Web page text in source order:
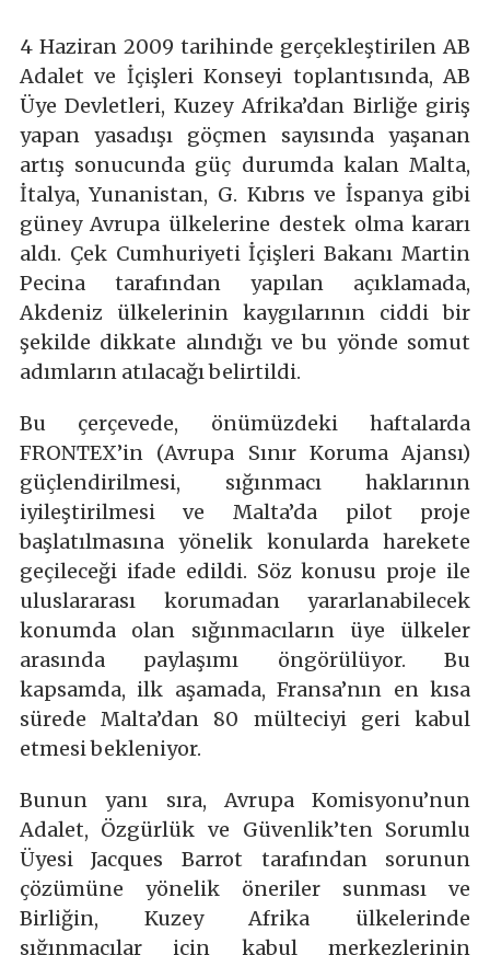
4 Haziran 2009 tarihinde gerçekleştirilen AB
Adalet ve İçişleri Konseyi toplantısında, AB
Üye Devletleri, Kuzey Afrika’dan Birliğe giriş
yapan yasadışı göçmen sayısında yaşanan
artış sonucunda güç durumda kalan Malta,
İtalya, Yunanistan, G. Kıbrıs ve İspanya gibi
güney Avrupa ülkelerine destek olma kararı
aldı. Çek Cumhuriyeti İçişleri Bakanı Martin
Pecina tarafından yapılan açıklamada,
Akdeniz ülkelerinin kaygılarının ciddi bir
şekilde dikkate alındığı ve bu yönde somut
adımların atılacağı belirtildi.
Bu çerçevede, önümüzdeki haftalarda
FRONTEX’in (Avrupa Sınır Koruma Ajansı)
güçlendirilmesi, sığınmacı haklarının
iyileştirilmesi ve Malta’da pilot proje
başlatılmasına yönelik konularda harekete
geçileceği ifade edildi. Söz konusu proje ile
uluslararası korumadan yararlanabilecek
konumda olan sığınmacıların üye ülkeler
arasında paylaşımı öngörülüyor. Bu
kapsamda, ilk aşamada, Fransa’nın en kısa
sürede Malta’dan 80 mülteciyi geri kabul
etmesi bekleniyor.
Bunun yanı sıra, Avrupa Komisyonu’nun
Adalet, Özgürlük ve Güvenlik’ten Sorumlu
Üyesi Jacques Barrot tarafından sorunun
çözümüne yönelik öneriler sunması ve
Birliğin, Kuzey Afrika ülkelerinde
sığınmacılar için kabul merkezlerinin